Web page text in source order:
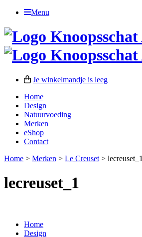
Menu
Je winkelmandje is leeg
Home
Design
Natuurvoeding
Merken
eShop
Contact
Home > Merken > Le Creuset > lecreuset_1
lecreuset_1
Home
Design